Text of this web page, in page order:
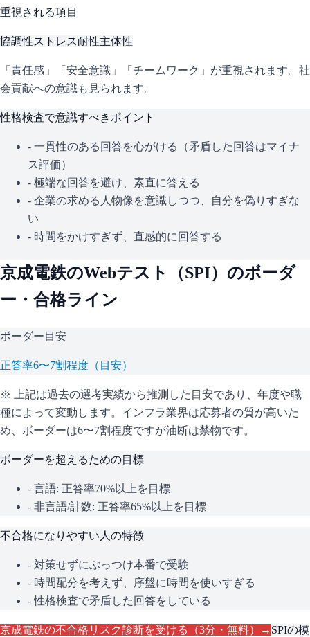
重視される項目
協調性ストレス耐性主体性
「責任感」「安全意識」「チームワーク」が重視されます。社
会貢献への意識も見られます。
性格検査で意識すべきポイント
- 一貫性のある回答を心がける（矛盾した回答はマイナ
ス評価）
- 極端な回答を避け、素直に答える
- 企業の求める人物像を意識しつつ、自分を偽りすぎな
い
- 時間をかけすぎず、直感的に回答する
京成電鉄のWebテスト（SPI）のボーダ
ー・合格ライン
ボーダー目安
正答率6〜7割程度（目安）
※ 上記は過去の選考実績から推測した目安であり、年度や職
種によって変動します。 インフラ業界は応募者の質が高いた
め、ボーダーは6〜7割程度ですが油断は禁物です。
ボーダーを超えるための目標
- 言語: 正答率70%以上を目標
- 非言語/計数: 正答率65%以上を目標
不合格になりやすい人の特徴
- 対策せずにぶっつけ本番で受験
- 時間配分を考えず、序盤に時間を使いすぎる
- 性格検査で矛盾した回答をしている
京成電鉄の不合格リスク診断を受ける（3分・無料）→ SPIの模